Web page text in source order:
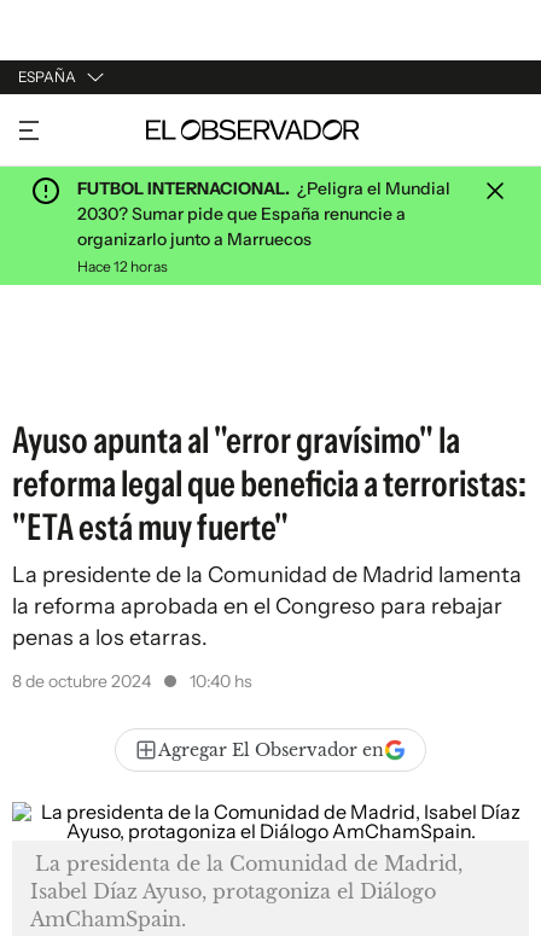
ESPAÑA
URUGUAY
ARGENTINA
ESPAÑA
ESTADOS UNIDOS
FUTBOL INTERNACIONAL. ¿Peligra el Mundial
2030? Sumar pide que España renuncie a
organizarlo junto a Marruecos
Hace 12 horas
Ayuso apunta al "error gravísimo" la
reforma legal que beneficia a terroristas:
"ETA está muy fuerte"
La presidente de la Comunidad de Madrid lamenta
la reforma aprobada en el Congreso para rebajar
penas a los etarras.
8 de octubre 2024 10:40 hs
Agregar El Observador en
La presidenta de la Comunidad de Madrid,
Isabel Díaz Ayuso, protagoniza el Diálogo
AmChamSpain.